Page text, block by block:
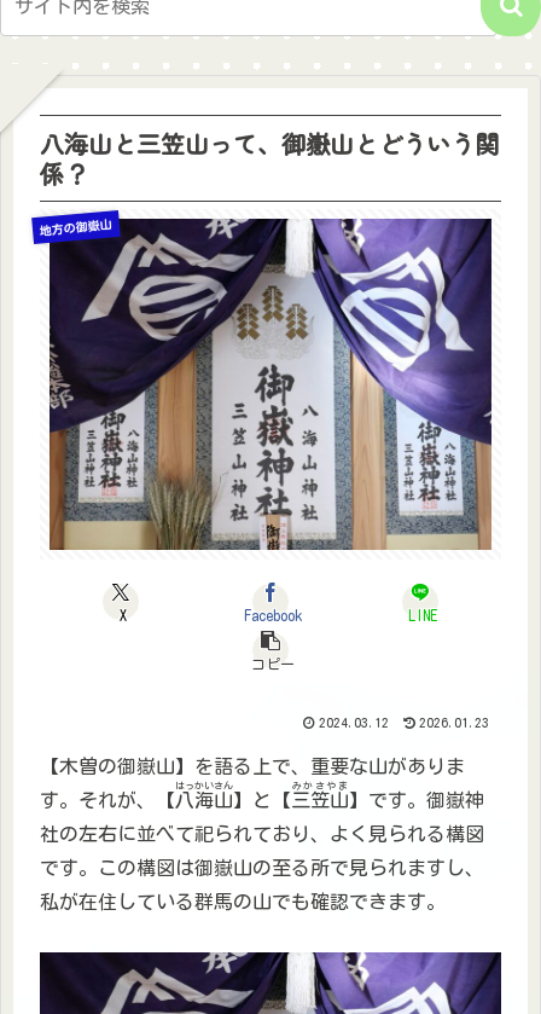
八海山と三笠山って、御嶽山とどういう関
係？
地方の御嶽山
X Facebook LINE
コピー
2024.03.12 2026.01.23
【木曽の御嶽山】を語る上で、重要な山がありま
す。それが、【八海山
はっかいさん
】と【三笠山
みかさやま
】です。御嶽神
社の左右に並べて祀られており、よく見られる構図
です。この構図は御嶽山の至る所で見られますし、
私が在住している群馬の山でも確認できます。